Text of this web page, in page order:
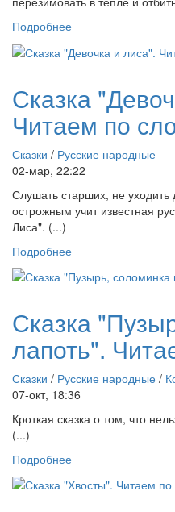
Подробнее
Сказка
Читаем по
Сказки / Русские народные
02-мар, 22:22
Слушать старших, не
острожным учит известная
Лиса". (...)
Подробнее
Сказка
лапоть".
Сказки / Русские народные /
07-окт, 18:36
Кроткая сказка о том, что
(...)
Подробнее